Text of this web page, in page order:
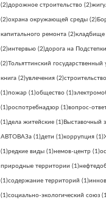
(2)дорожное строительство (2)
(2)охрана окружающей среды (2)
капитального ремонта (2)кладбище
(2)интервью (2)дорога на Подстепки
(2)Тольяттинский государственный
книга (2)увлечения (2)строительство
(1)пожар (1)общество (1)
(1)роспотребнадзор (1)вопрос-
(1)дела житейские (1) Выставочный
АВТОВАЗа (1)дети (1)коррупция (1)
(1)редкие виды (1)немов-центр (1)
природные территории (1)
(1)содержание территорий (1)
(1)социально-экологический союз